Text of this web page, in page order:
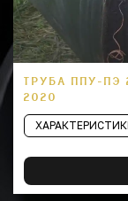
ТРУБА ППУ-ПЭ
2020